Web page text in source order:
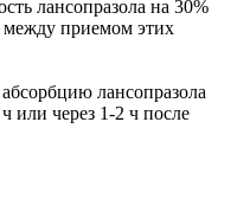
лансопразола на 30%
между приемом этих
лансопразола
или через 1-2 ч после